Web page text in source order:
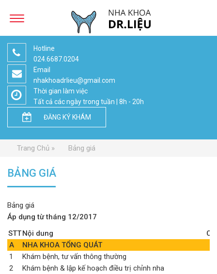
Hotline
024.6687.0204
Email
nhakhoadrlieu@gmail.com
Thời gian làm việc
Tất cả các ngày trong tuần | 8h - 20h
ĐĂNG KÝ KHÁM
Trang Chủ Bảng giá
BẢNG GIÁ
Bảng giá
Áp dụng từ tháng 12/2017
STTNội dung
A
NHA KHOA TỔNG QUÁT
1
Khám bệnh, tư vấn thông thường
2
Khám bệnh & lập kế hoạch điều trị chỉnh nha